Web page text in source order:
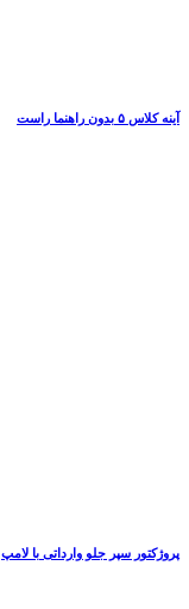
آینه کلاس ۵ بدون راهنما راست
پروژکتور سپر جلو وارداتی با لامپ